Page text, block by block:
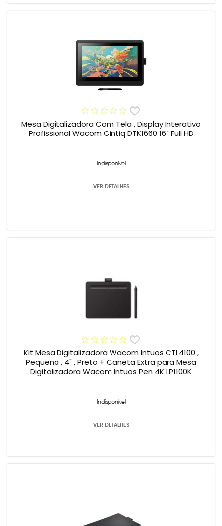
Mesa Digitalizadora Com Tela , Display Interativo
Profissional Wacom Cintiq DTK1660 16” Full HD
Indisponível
VER DETALHES
Kit Mesa Digitalizadora Wacom Intuos CTL4100 ,
Pequena , 4" , Preto + Caneta Extra para Mesa
Digitalizadora Wacom Intuos Pen 4K LP1100K
Indisponível
VER DETALHES